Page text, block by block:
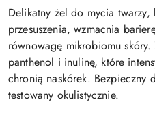
Delikatny żel do mycia twarzy,
przesuszenia, wzmacnia
równowagę mikrobiomu
panthenol i inulinę, które
chronią naskórek.
testowany okulistycznie.